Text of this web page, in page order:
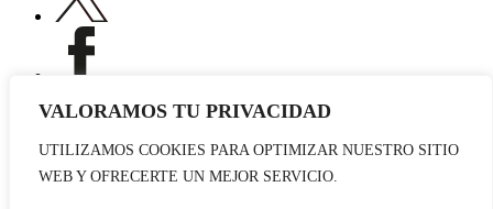
VALORAMOS TU PRIVACIDAD
UTILIZAMOS COOKIES PARA OPTIMIZAR NUESTRO SITIO
WEB Y OFRECERTE UN MEJOR SERVICIO.
Publicidad